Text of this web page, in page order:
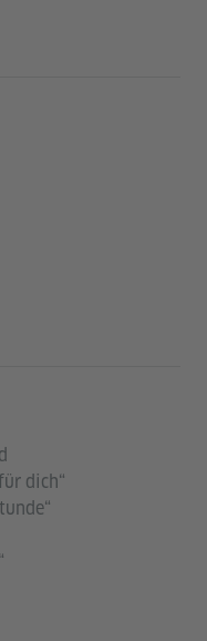
dich“